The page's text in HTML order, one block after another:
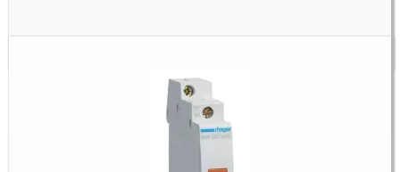
Dostępne:14 Szt.